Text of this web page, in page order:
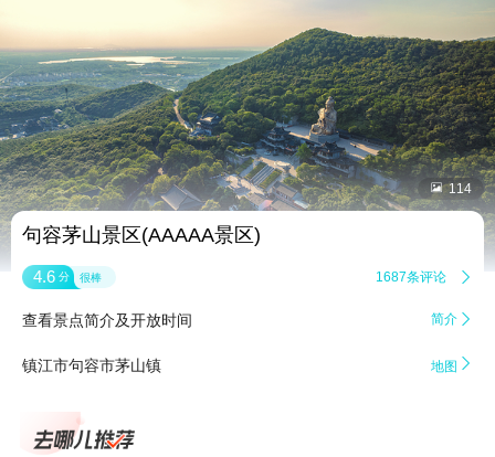
 114
句容茅山景区(AAAAA景区)
4.6 分 很棒 1687条评论 
查看景点简介及开放时间 简介 
镇江市句容市茅山镇 地图 